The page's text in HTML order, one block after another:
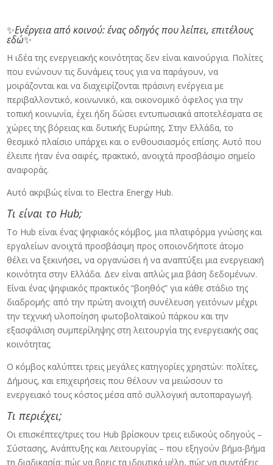
✨Ενέργεια από κοινού: ένας οδηγός που λείπει, επιτέλους
εδώ✨
Η ιδέα της ενεργειακής κοινότητας δεν είναι καινούργια. Πολίτες
που ενώνουν τις δυνάμεις τους για να παράγουν, να
μοιράζονται και να διαχειρίζονται πράσινη ενέργεια με
περιβαλλοντικό, κοινωνικό, και οικονομικό όφελος για την
τοπική κοινωνία, έχει ήδη δώσει εντυπωσιακά αποτελέσματα σε
χώρες της βόρειας και δυτικής Ευρώπης. Στην Ελλάδα, το
θεσμικό πλαίσιο υπάρχει και ο ενθουσιασμός επίσης. Αυτό που
έλειπε ήταν ένα σαφές, πρακτικό, ανοιχτά προσβάσιμο σημείο
αναφοράς.
Αυτό ακριβώς είναι το Electra Energy Hub.
Τι είναι το Hub;
Το Hub είναι ένας ψηφιακός κόμβος, μια πλατφόρμα γνώσης και
εργαλείων ανοιχτά προσβάσιμη προς οποιονδήποτε άτομο
θέλει να ξεκινήσει, να οργανώσει ή να αναπτύξει μια ενεργειακή
κοινότητα στην Ελλάδα. Δεν είναι απλώς μια βάση δεδομένων.
Είναι ένας ψηφιακός πρακτικός “βοηθός” για κάθε στάδιο της
διαδρομής: από την πρώτη ανοιχτή συνέλευση γειτόνων μέχρι
την τεχνική υλοποίηση φωτοβολταϊκού πάρκου και την
εξασφάλιση συμπερίληψης στη λειτουργία της ενεργειακής σας
κοινότητας.
Ο κόμβος καλύπτει τρεις μεγάλες κατηγορίες χρηστών: πολίτες,
Δήμους, και επιχειρήσεις που θέλουν να μειώσουν το
ενεργειακό τους κόστος μέσα από συλλογική αυτοπαραγωγή.
Τι περιέχει;
Οι επισκέπτες/τριες του Hub βρίσκουν τρεις ειδικούς οδηγούς –
Σύστασης, Ανάπτυξης και Λειτουργίας – που εξηγούν βήμα-βήμα
τη διαδικασία: πώς να βρεις τα ιδρυτικά μέλη, πώς να συντάξεις